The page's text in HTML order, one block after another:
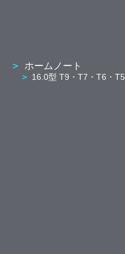
ホームノート
16.0型 T9・T7・T6・T5